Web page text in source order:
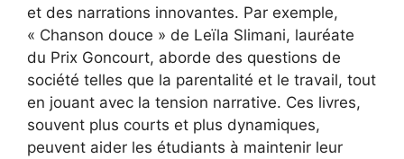
et des narrations innovantes. Par exemple,
« Chanson douce » de Leïla Slimani, lauréate
du Prix Goncourt, aborde des questions de
société telles que la parentalité et le travail, tout
en jouant avec la tension narrative. Ces livres,
souvent plus courts et plus dynamiques,
peuvent aider les étudiants à maintenir leur